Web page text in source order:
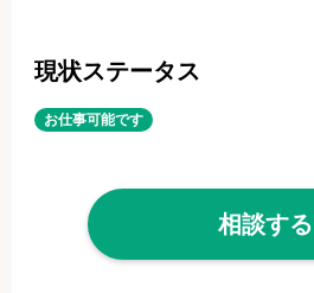
現状ステータス
お仕事可能です
相談する